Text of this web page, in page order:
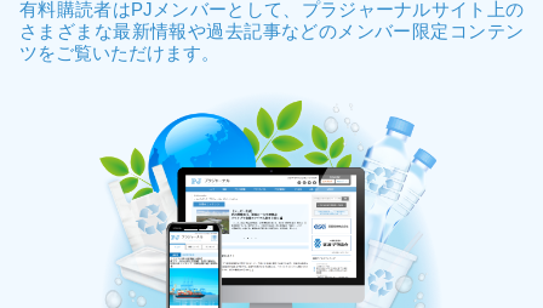
有料購読者はPJメンバーとして、プラジャーナルサイト上の
さまざまな最新情報や過去記事などのメンバー限定コンテン
ツをご覧いただけます。